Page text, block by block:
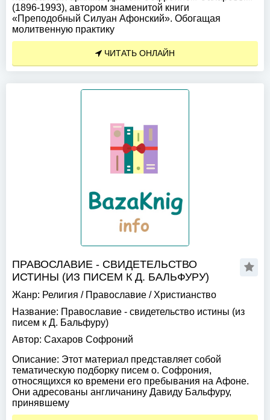
(1896-1993), автором знаменитой книги
«Преподобный Силуан Афонский». Обогащая
молитвенную практику
ЧИТАТЬ ОНЛАЙН
ПРАВОСЛАВИЕ - СВИДЕТЕЛЬСТВО
ИСТИНЫ (ИЗ ПИСЕМ К Д. БАЛЬФУРУ)
Жанр: Религия / Православие / Христианство
Название: Православие - свидетельство истины (из
писем к Д. Бальфуру)
Автор: Сахаров Софроний
Описание: Этот материал представляет собой
тематическую подборку писем о. Софрония,
относящихся ко времени его пребывания на Афоне.
Они адресованы англичанину Давиду Бальфуру,
принявшему